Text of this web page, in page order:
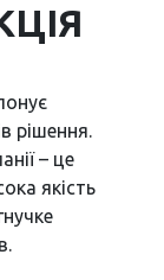
рішення.
– це
якість